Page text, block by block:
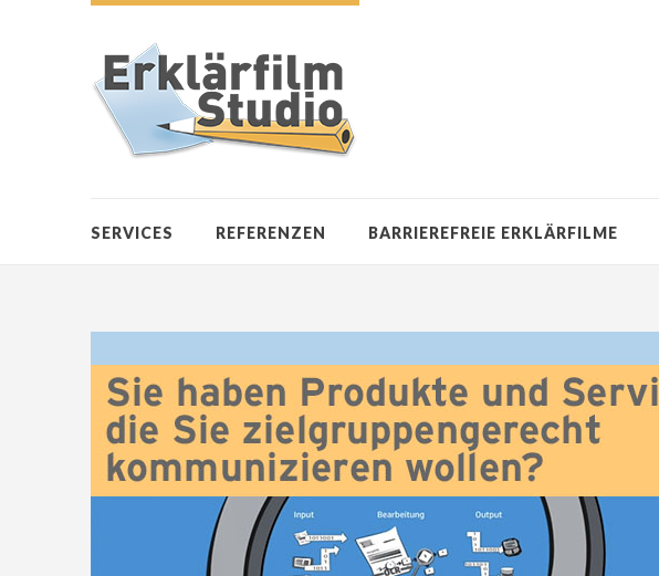
SERVICES REFERENZEN BARRIEREFREIE ERKLÄRFILME